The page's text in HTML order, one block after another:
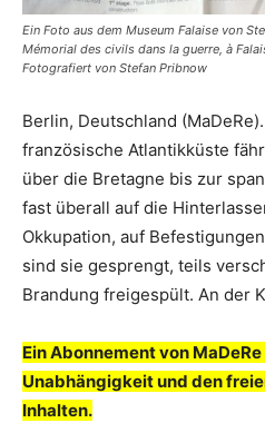
Ein Foto aus dem Museum Falaise von
Mémorial des civils dans la guerre, à
Fotografiert von Stefan Pribnow
Berlin, Deutschland
französische Atlantikküste
über die Bretagne bis zur
fast überall auf die
Okkupation, auf
sind sie gesprengt, teils
Brandung freigespült. An der
Ein Abonnement von
Unabhängigkeit und den
Inhalten.